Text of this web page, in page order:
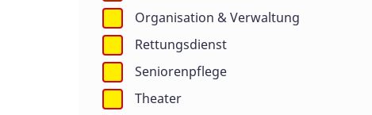
Organisation & Verwaltung
Rettungsdienst
Seniorenpflege
Theater